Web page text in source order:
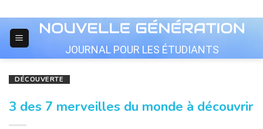
to
content
JOURNAL POUR LES ÉTUDIANTS
DÉCOUVERTE
3 des 7 merveilles du monde à découvrir